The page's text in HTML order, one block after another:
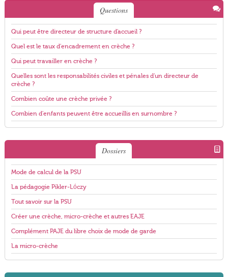
Questions
Qui peut être directeur de structure d'accueil ?
Quel est le taux d'encadrement en crèche ?
Qui peut travailler en crèche ?
Quelles sont les responsabilités civiles et pénales d'un directeur de
crèche ?
Combien coûte une crèche privée ?
Combien d'enfants peuvent être accueillis en surnombre ?
Dossiers
Mode de calcul de la PSU
La pédagogie Pikler-Lóczy
Tout savoir sur la PSU
Créer une crèche, micro-crèche et autres EAJE
Complément PAJE du libre choix de mode de garde
La micro-crèche